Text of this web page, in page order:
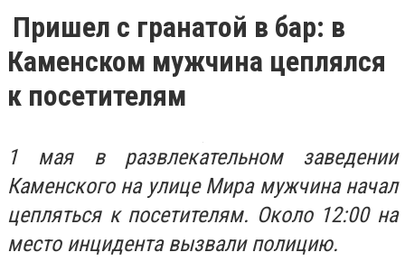
Пришел с гранатой в бар: в
Каменском мужчина цеплялся
к посетителям
1 мая в развлекательном заведении
Каменского на улице Мира мужчина начал
цепляться к посетителям. Около 12:00 на
место инцидента вызвали полицию.